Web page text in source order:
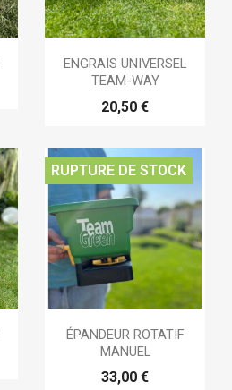
ENGRAIS UNIVERSEL
TEAM-WAY
20,50 €
ÉPANDEUR ROTATIF
MANUEL
33,00 €
RUPTURE DE STOCK